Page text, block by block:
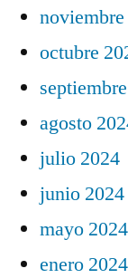
octubre
agosto
julio 2024
junio 2024
mayo 2024
enero 2024